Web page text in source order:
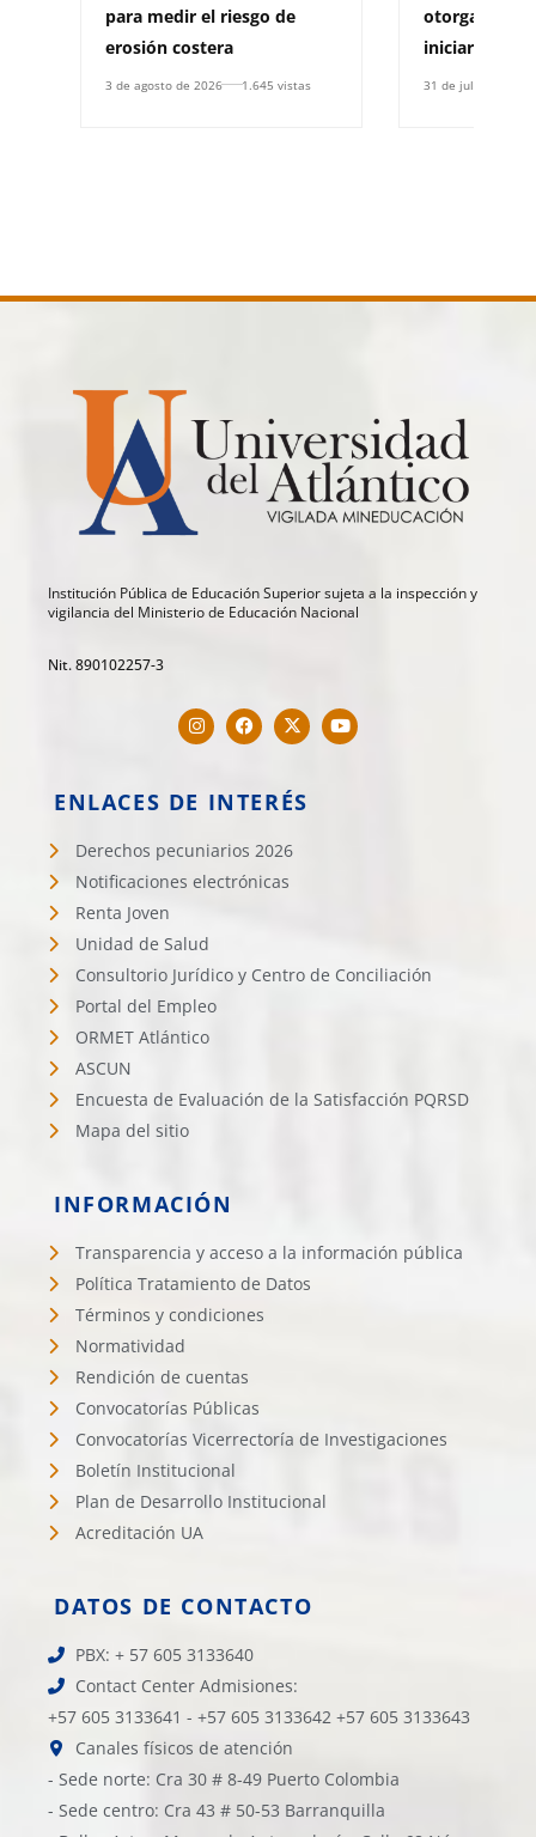
para medir el riesgo de
erosión costera
3 de agosto de 2026 1.645 vistas
otorga
iniciar un
31 de julio de 2026
Institución Pública de Educación Superior sujeta a la inspección y
vigilancia del Ministerio de Educación Nacional
Nit. 890102257-3
ENLACES DE INTERÉS
Derechos pecuniarios 2026
Notificaciones electrónicas
Renta Joven
Unidad de Salud
Consultorio Jurídico y Centro de Conciliación
Portal del Empleo
ORMET Atlántico
ASCUN
Encuesta de Evaluación de la Satisfacción PQRSD
Mapa del sitio
INFORMACIÓN
Transparencia y acceso a la información pública
Política Tratamiento de Datos
Términos y condiciones
Normatividad
Rendición de cuentas
Convocatorías Públicas
Convocatorías Vicerrectoría de Investigaciones
Boletín Institucional
Plan de Desarrollo Institucional
Acreditación UA
DATOS DE CONTACTO
PBX: + 57 605 3133640
Contact Center Admisiones:
+57 605 3133641 - +57 605 3133642 +57 605 3133643
Canales físicos de atención
- Sede norte: Cra 30 # 8-49 Puerto Colombia
- Sede centro: Cra 43 # 50-53 Barranquilla